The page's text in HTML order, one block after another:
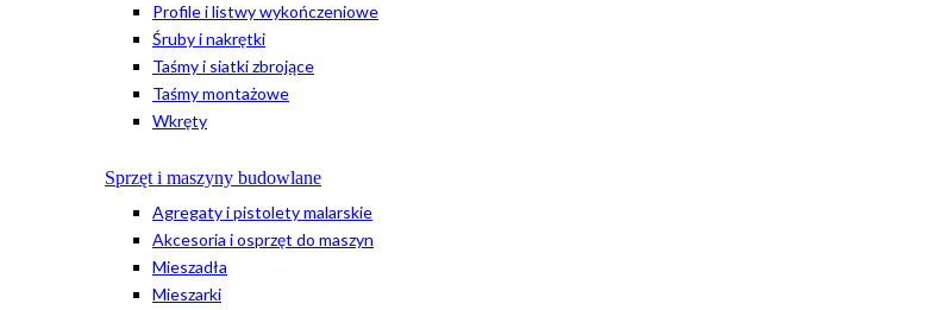
Profile i listwy wykończeniowe
Śruby i nakrętki
Taśmy i siatki zbrojące
Taśmy montażowe
Wkręty
Sprzęt i maszyny budowlane
Agregaty i pistolety malarskie
Akcesoria i osprzęt do maszyn
Mieszadła
Mieszarki